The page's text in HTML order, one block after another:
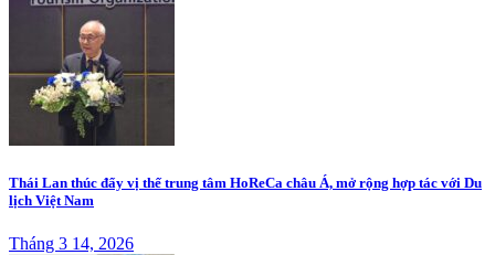
Thái Lan thúc đẩy vị thế trung tâm HoReCa châu Á, mở rộng hợp tác với Du
lịch Việt Nam
Tháng 3 14, 2026